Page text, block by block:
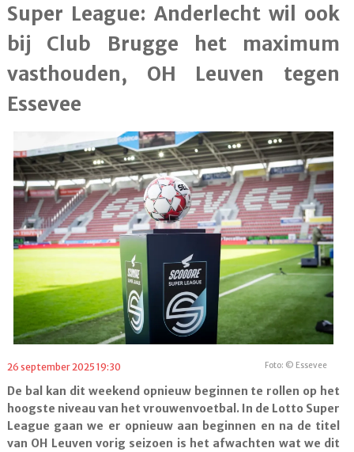
Super League: Anderlecht wil ook
bij Club Brugge het maximum
vasthouden, OH Leuven tegen
Essevee
Foto: © Essevee
26 september 2025 19:30
De bal kan dit weekend opnieuw beginnen te rollen op het
hoogste niveau van het vrouwenvoetbal. In de Lotto Super
League gaan we er opnieuw aan beginnen en na de titel
van OH Leuven vorig seizoen is het afwachten wat we dit